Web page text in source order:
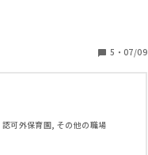
(5~10分)」「あと何分ある
事を言われます。
感じ！」と言われ見本通り
レゼントだからこんなんじ
シワがつかないようにして
と。そこまで丁寧にやって
5 ・ 07/09
可外保育園, その他の職場